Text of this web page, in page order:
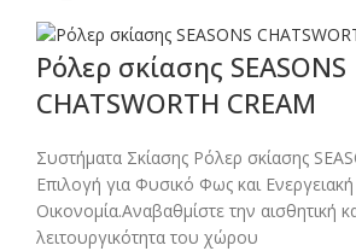
Ρόλερ σκίασης SEASONS
CHATSWORTH CREAM
Συστήματα Σκίασης Ρόλερ σκίασης
Επιλογή για Φυσικό Φως και Ενεργειακή
Οικονομία.Αναβαθμίστε την αισθητική
λειτουργικότητα του χώρου